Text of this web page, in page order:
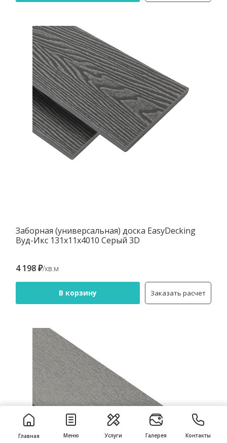
Заборная (универсальная) доска EasyDecking
Вуд-Икс 131х11х4010 Серый 3D
4 198 ₽/кв.м
В корзину Заказать расчет
Главная Меню Услуги Галерея Контакты